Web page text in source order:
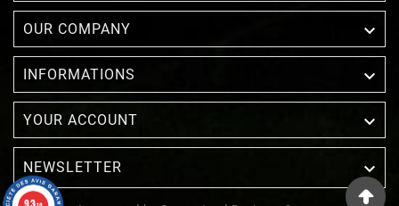
OUR COMPANY 
INFORMATIONS 
YOUR ACCOUNT 
NEWSLETTER 
9.3